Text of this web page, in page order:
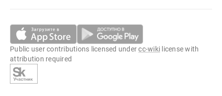
Public user contributions licensed undercc-wiki license with
attribution required